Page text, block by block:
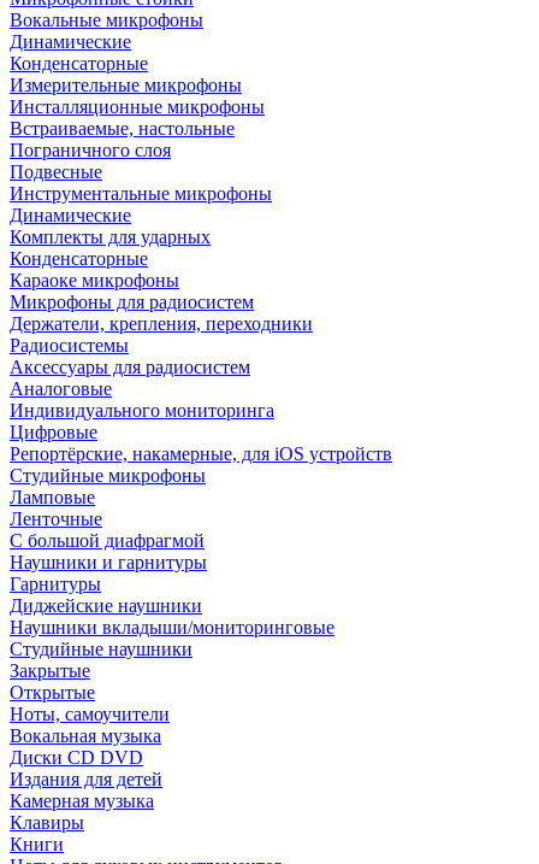
Вокальные микрофоны
Динамические
Конденсаторные
Измерительные микрофоны
Инсталляционные микрофоны
Встраиваемые, настольные
Пограничного слоя
Подвесные
Инструментальные микрофоны
Динамические
Комплекты для ударных
Конденсаторные
Караоке микрофоны
Микрофоны для радиосистем
Держатели, крепления, переходники
Радиосистемы
Аксессуары для радиосистем
Аналоговые
Индивидуального мониторинга
Цифровые
Репортёрские, накамерные, для iOS устройств
Студийные микрофоны
Ламповые
Ленточные
С большой диафрагмой
Наушники и гарнитуры
Гарнитуры
Диджейские наушники
Наушники вкладыши/мониторинговые
Студийные наушники
Закрытые
Открытые
Ноты, самоучители
Вокальная музыка
Диски CD DVD
Издания для детей
Камерная музыка
Клавиры
Книги